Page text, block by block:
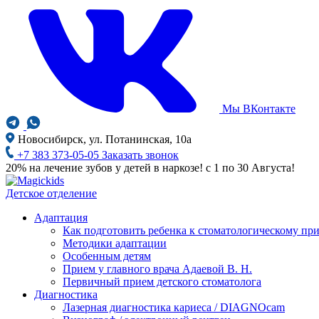
Мы ВКонтакте
Новосибирск, ул. Потанинская, 10а
+7 383 373-05-05 Заказать звонок
20% на лечение зубов у детей в наркозе! с 1 по 30 Августа!
Детское отделение
Адаптация
Как подготовить ребенка к стоматологическому
Методики адаптации
Особенным детям
Прием у главного врача Адаевой В. Н.
Первичный прием детского стоматолога
Диагностика
Лазерная диагностика кариеса / DIAGNOcam